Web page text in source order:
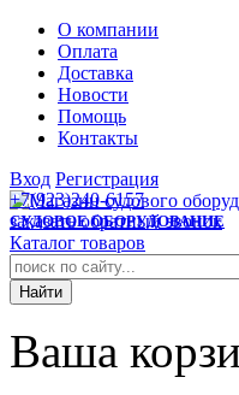
О компании
Оплата
Доставка
Новости
Помощь
Контакты
Вход Регистрация
СУДОВОЕ ОБОРУДОВАНИЕ
+7(923)240-6157
заказать обратный звонок
Каталог товаров
Ваша